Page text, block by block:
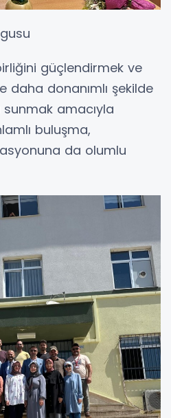
güçlendirmek ve
daha donanımlı şekilde
sunmak amacıyla
buluşma,
da olumlu